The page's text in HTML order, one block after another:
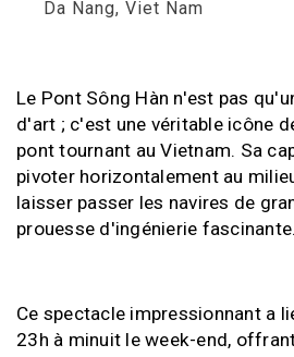
Da Nang, Viet Nam
Le Pont Sông Hàn n'est pas
d'art ; c'est une véritable icône
pont tournant au Vietnam. Sa
pivoter horizontalement au
laisser passer les navires de
prouesse d'ingénierie fascinante.
Ce spectacle impressionnant a
23h à minuit le week-end,